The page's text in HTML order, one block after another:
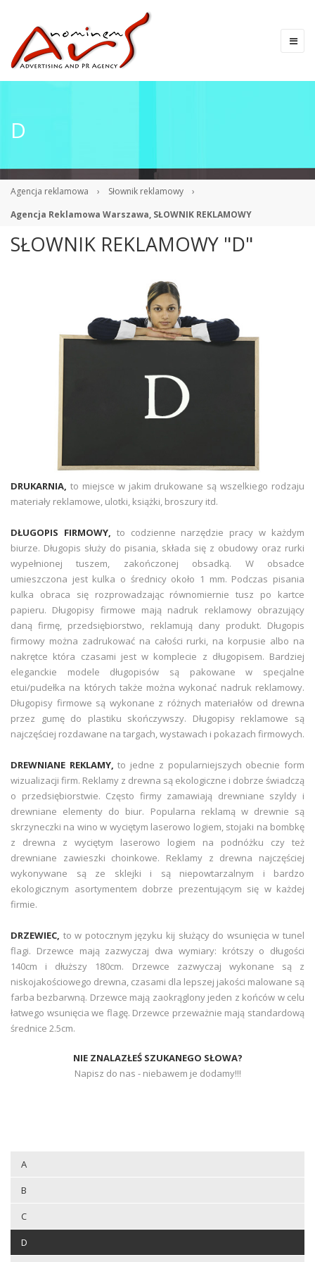
D
Agencja reklamowa › Słownik reklamowy
›
Agencja Reklamowa Warszawa, SŁOWNIK REKLAMOWY
SŁOWNIK REKLAMOWY "D"
DRUKARNIA, to miejsce w jakim drukowane są wszelkiego rodzaju
materiały reklamowe, ulotki, książki, broszury itd.
DŁUGOPIS FIRMOWY, to codzienne narzędzie pracy w każdym
biurze. Długopis służy do pisania, składa się z obudowy oraz rurki
wypełnionej tuszem, zakończonej obsadką. W obsadce
umieszczona jest kulka o średnicy około 1 mm. Podczas pisania
kulka obraca się rozprowadzając równomiernie tusz po kartce
papieru. Długopisy firmowe mają nadruk reklamowy obrazujący
daną firmę, przedsiębiorstwo, reklamują dany produkt. Długopis
firmowy można zadrukować na całości rurki, na korpusie albo na
nakrętce która czasami jest w komplecie z długopisem. Bardziej
eleganckie modele długopisów są pakowane w specjalne
etui/pudełka na których także można wykonać nadruk reklamowy.
Długopisy firmowe są wykonane z różnych materiałów od drewna
przez gumę do plastiku skończywszy. Długopisy reklamowe są
najczęściej rozdawane na targach, wystawach i pokazach firmowych.
DREWNIANE REKLAMY, to jedne z popularniejszych obecnie form
wizualizacji firm. Reklamy z drewna są ekologiczne i dobrze świadczą
o przedsiębiorstwie. Często firmy zamawiają drewniane szyldy i
drewniane elementy do biur. Popularna reklamą w drewnie są
skrzyneczki na wino w wyciętym laserowo logiem, stojaki na bombkę
z drewna z wyciętym laserowo logiem na podnóżku czy też
drewniane zawieszki choinkowe. Reklamy z drewna najczęściej
wykonywane są ze sklejki i są niepowtarzalnym i bardzo
ekologicznym asortymentem dobrze prezentującym się w każdej
firmie.
DRZEWIEC, to w potocznym języku kij służący do wsunięcia w tunel
flagi. Drzewce mają zazwyczaj dwa wymiary: krótszy o długości
140cm i dłuższy 180cm. Drzewce zazwyczaj wykonane są z
niskojakościowego drewna, czasami dla lepszej jakości malowane są
farba bezbarwną. Drzewce mają zaokrąglony jeden z końców w celu
łatwego wsunięcia we flagę. Drzewce przeważnie mają standardową
średnice 2.5cm.
NIE ZNALAZŁEŚ SZUKANEGO SŁOWA?
Napisz do nas - niebawem je dodamy!!!
A
B
C
D